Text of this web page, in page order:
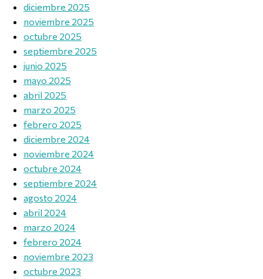
diciembre 2025
noviembre 2025
octubre 2025
septiembre 2025
junio 2025
mayo 2025
abril 2025
marzo 2025
febrero 2025
diciembre 2024
noviembre 2024
octubre 2024
septiembre 2024
agosto 2024
abril 2024
marzo 2024
febrero 2024
noviembre 2023
octubre 2023